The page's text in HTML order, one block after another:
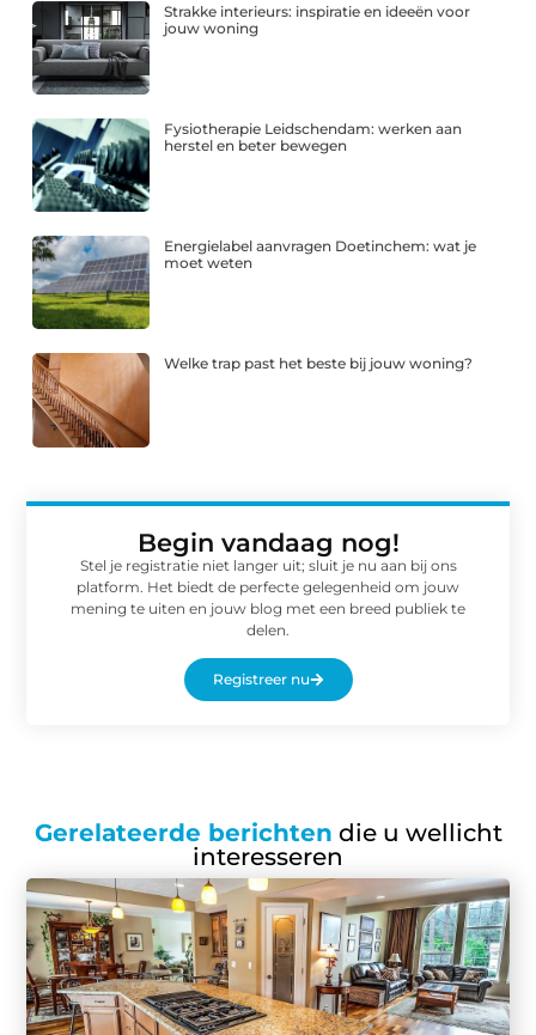
Strakke interieurs: inspiratie en ideeën voor
jouw woning
Fysiotherapie Leidschendam: werken aan
herstel en beter bewegen
Energielabel aanvragen Doetinchem: wat je
moet weten
Welke trap past het beste bij jouw woning?
Begin vandaag nog!
Stel je registratie niet langer uit; sluit je nu aan bij ons
platform. Het biedt de perfecte gelegenheid om jouw
mening te uiten en jouw blog met een breed publiek te
delen.
Registreer nu
Gerelateerde berichten die u wellicht
interesseren